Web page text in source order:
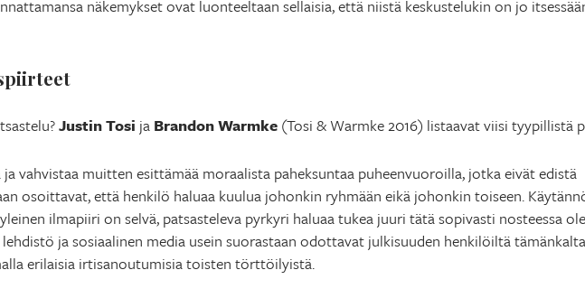
näkemykset ovat luonteeltaan sellaisia, että niistä keskustelukin on jo
Justin Tosi ja Brandon Warmke (Tosi & Warmke 2016) listaavat viisi tyypillistä
ja vahvistaa muitten esittämää moraalista paheksuntaa puheenvuoroilla, jotka eivät edistä
osoittavat, että henkilö haluaa kuulua johonkin ryhmään eikä johonkin toiseen.
ilmapiiri on selvä, patsasteleva pyrkyri haluaa tukea juuri tätä sopivasti nosteessa
ja sosiaalinen media usein suorastaan odottavat julkisuuden henkilöiltä
erilaisia irtisanoutumisia toisten törttöilyistä.